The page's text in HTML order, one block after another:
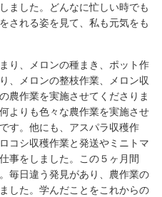
ました。どんなに忙しい時でも
される姿を見て、私も元気をも
り、メロンの種まき、ポット作
、メロンの整枝作業、メロン収
農作業を実施させてくださりま
よりも色々な農作業を実施させ
す。他にも、アスパラ収穫作
コシ収穫作業と発送やミニトマ
事をしました。この５ヶ月間
毎日違う発見があり、農作業の
した。学んだことをこれからの